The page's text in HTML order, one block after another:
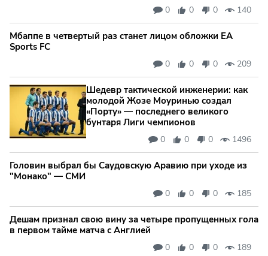
0 0 0 140
Мбаппе в четвертый раз станет лицом обложки EA
Sports FC
0 0 0 209
Шедевр тактической инженерии: как
молодой Жозе Моуринью создал
«Порту» — последнего великого
бунтаря Лиги чемпионов
0 0 0 1496
Головин выбрал бы Саудовскую Аравию при уходе из
"Монако" — СМИ
0 0 0 185
Дешам признал свою вину за четыре пропущенных гола
в первом тайме матча с Англией
0 0 0 189